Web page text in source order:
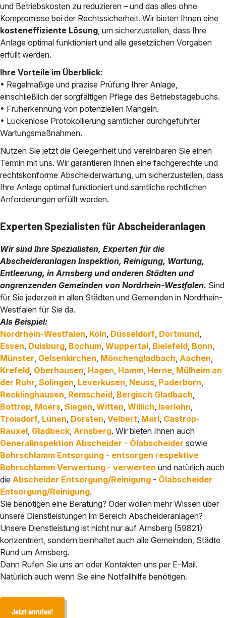
und Betriebskosten zu reduzieren – und das alles ohne
Kompromisse bei der Rechtssicherheit. Wir bieten Ihnen eine
kosteneffiziente Lösung, um sicherzustellen, dass Ihre
Anlage optimal funktioniert und alle gesetzlichen Vorgaben
erfüllt werden.
Ihre Vorteile im Überblick:
• Regelmäßige und präzise Prüfung Ihrer Anlage,
einschließlich der sorgfältigen Pflege des Betriebstagebuchs.
• Früherkennung von potenziellen Mängeln.
• Lückenlose Protokollierung sämtlicher durchgeführter
Wartungsmaßnahmen.
Nutzen Sie jetzt die Gelegenheit und vereinbaren Sie einen
Termin mit uns. Wir garantieren Ihnen eine fachgerechte und
rechtskonforme Abscheiderwartung, um sicherzustellen, dass
Ihre Anlage optimal funktioniert und sämtliche rechtlichen
Anforderungen erfüllt werden.
Experten Spezialisten für Abscheideranlagen
Wir sind Ihre Spezialisten, Experten für die
Abscheideranlagen Inspektion, Reinigung, Wartung,
Entleerung, in Arnsberg und anderen Städten und
angrenzenden Gemeinden von Nordrhein-Westfalen. Sind
für Sie jederzeit in allen Städten und Gemeinden in Nordrhein-
Westfalen für Sie da.
Als Beispiel:
Nordrhein-Westfalen, Köln, Düsseldorf, Dortmund,
Essen, Duisburg, Bochum, Wuppertal, Bielefeld, Bonn,
Münster, Gelsenkirchen, Mönchengladbach, Aachen,
Krefeld, Oberhausen, Hagen, Hamm, Herne, Mülheim an
der Ruhr, Solingen, Leverkusen, Neuss, Paderborn,
Recklinghausen, Remscheid, Bergisch Gladbach,
Bottrop, Moers, Siegen, Witten, Willich, Iserlohn,
Troisdorf, Lünen, Dorsten, Velbert, Marl, Castrop-
Rauxel, Gladbeck, Arnsberg. Wir bieten Ihnen auch
Generalinspektion Abscheider - Ölabscheider sowie
Bohrschlamm Entsorgung - entsorgen respektive
Bohrschlamm Verwertung - verwerten und natürlich auch
die Abscheider Entsorgung/Reinigung - Ölabscheider
Entsorgung/Reinigung.
Sie benötigen eine Beratung? Oder wollen mehr Wissen über
unsere Dienstleistungen im Bereich Abscheideranlagen?
Unsere Dienstleistung ist nicht nur auf Arnsberg (59821)
konzentriert, sondern beinhaltet auch alle Gemeinden, Städte
Rund um Arnsberg.
Dann Rufen Sie uns an oder Kontakten uns per E-Mail.
Natürlich auch wenn Sie eine Notfallhilfe benötigen.
Jetzt anrufen!